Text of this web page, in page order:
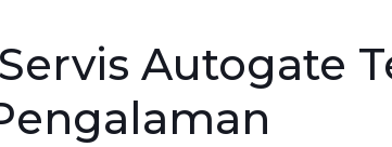
Autogate